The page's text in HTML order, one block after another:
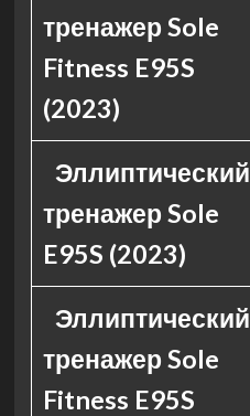
тренажер Sole
Fitness E95S
(2023)
Эллиптический
тренажер Sole
E95S (2023)
Эллиптический
тренажер Sole
Fitness E95S